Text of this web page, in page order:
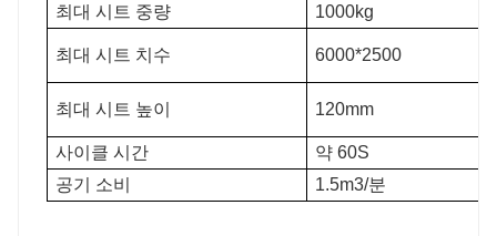
최대 시트 중량
1000kg
최대 시트 치수 6000*2500
최대 시트 높이 120mm
사이클 시간
약 60S
공기 소비
1.5m3/분